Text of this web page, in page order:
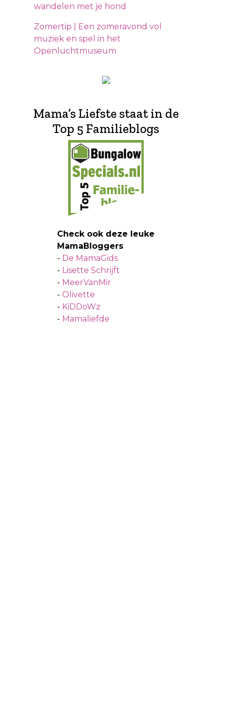
wandelen met je hond
Zomertip | Een zomeravond vol
muziek en spel in het
Openluchtmuseum
Mama’s Liefste staat in de
Top 5 Familieblogs
Check ook deze leuke
MamaBloggers
- De MamaGids
- Lisette Schrijft
- MeerVanMir
- Olivette
- KiDDoWz
- Mamaliefde